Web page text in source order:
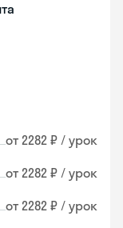
от 2282 ₽ / урок
от 2282 ₽ / урок
от 2282 ₽ / урок